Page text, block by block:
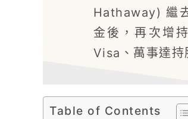
Hathaway) 繼
金後，再次增
Visa、萬事達持
Table of Contents